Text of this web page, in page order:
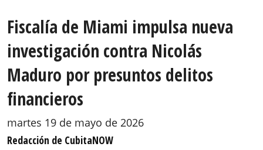
Fiscalía de Miami impulsa nueva
investigación contra Nicolás
Maduro por presuntos delitos
financieros
martes 19 de mayo de 2026
Redacción de CubitaNOW